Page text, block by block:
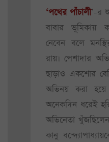
‘পথের পাঁচালী’-র
বাবার ভূমিকায়
নেবেন বলে
রায়। পেশাদার
ছাড়াও একশোর
অভিনয় করা হয়ে
অনেকদিন ধরেই
অভিনেতা
কানু